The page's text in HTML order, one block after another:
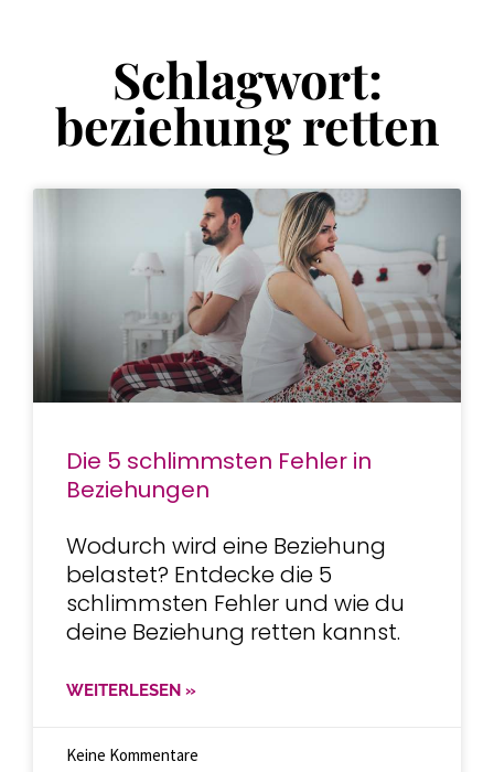
Schlagwort:
beziehung retten
Die 5 schlimmsten Fehler in
Beziehungen
Wodurch wird eine Beziehung
belastet? Entdecke die 5
schlimmsten Fehler und wie du
deine Beziehung retten kannst.
WEITERLESEN »
Keine Kommentare